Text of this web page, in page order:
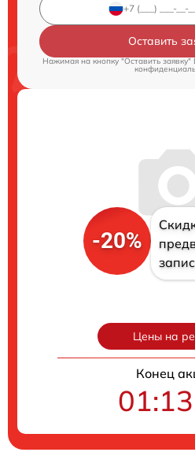
Оставить
Нажимая на кнопку "Оставить
-20%
Цены на
Конец